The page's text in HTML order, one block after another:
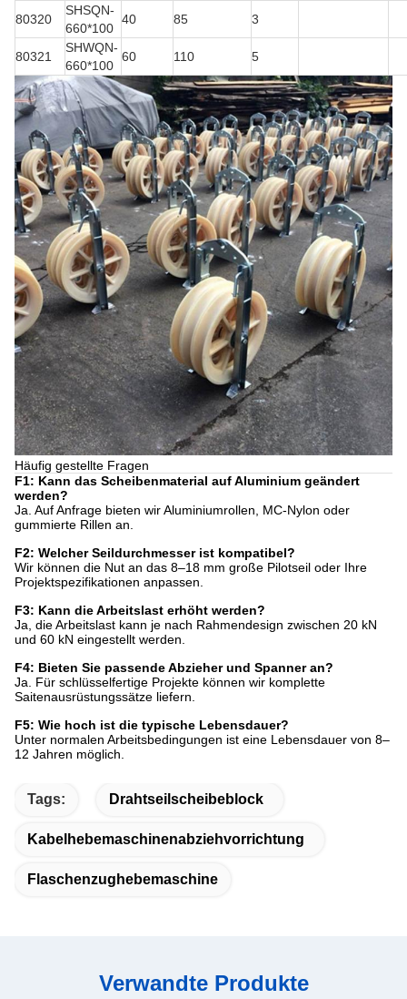
80320
SHSQN-
660*100
40 85 3
80321
SHWQN-
660*100
60 110 5
Häufig gestellte Fragen
F1: Kann das Scheibenmaterial auf Aluminium geändert
werden?
Ja. Auf Anfrage bieten wir Aluminiumrollen, MC-Nylon oder
gummierte Rillen an.
F2: Welcher Seildurchmesser ist kompatibel?
Wir können die Nut an das 8–18 mm große Pilotseil oder Ihre
Projektspezifikationen anpassen.
F3: Kann die Arbeitslast erhöht werden?
Ja, die Arbeitslast kann je nach Rahmendesign zwischen 20 kN
und 60 kN eingestellt werden.
F4: Bieten Sie passende Abzieher und Spanner an?
Ja. Für schlüsselfertige Projekte können wir komplette
Saitenausrüstungssätze liefern.
F5: Wie hoch ist die typische Lebensdauer?
Unter normalen Arbeitsbedingungen ist eine Lebensdauer von 8–
12 Jahren möglich.
Tags: Drahtseilscheibeblock
Kabelhebemaschinenabziehvorrichtung
Flaschenzughebemaschine
Verwandte Produkte